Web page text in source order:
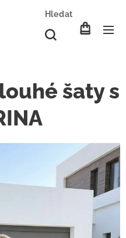
Hledat
šaty s